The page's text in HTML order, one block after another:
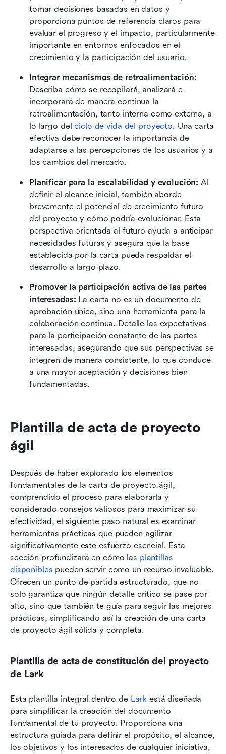
tomar decisiones basadas en datos y
proporciona puntos de referencia claros para
evaluar el progreso y el impacto, particularmente
importante en entornos enfocados en el
crecimiento y la participación del usuario.
Integrar mecanismos de retroalimentación:
Describa cómo se recopilará, analizará e
incorporará de manera continua la
retroalimentación, tanto interna como externa, a
lo largo del ciclo de vida del proyecto. Una carta
efectiva debe reconocer la importancia de
adaptarse a las percepciones de los usuarios y a
los cambios del mercado.
Planificar para la escalabilidad y evolución: Al
definir el alcance inicial, también aborde
brevemente el potencial de crecimiento futuro
del proyecto y cómo podría evolucionar. Esta
perspectiva orientada al futuro ayuda a anticipar
necesidades futuras y asegura que la base
establecida por la carta pueda respaldar el
desarrollo a largo plazo.
Promover la participación activa de las partes
interesadas: La carta no es un documento de
aprobación única, sino una herramienta para la
colaboración continua. Detalle las expectativas
para la participación constante de las partes
interesadas, asegurando que sus perspectivas se
integren de manera consistente, lo que conduce
a una mayor aceptación y decisiones bien
fundamentadas.
Plantilla de acta de proyecto
ágil
Después de haber explorado los elementos
fundamentales de la carta de proyecto ágil,
comprendido el proceso para elaborarla y
considerado consejos valiosos para maximizar su
efectividad, el siguiente paso natural es examinar
herramientas prácticas que pueden agilizar
significativamente este esfuerzo esencial. Esta
sección profundizará en cómo las plantillas
disponibles pueden servir como un recurso invaluable.
Ofrecen un punto de partida estructurado, que no
solo garantiza que ningún detalle crítico se pase por
alto, sino que también te guía para seguir las mejores
prácticas, simplificando así la creación de una carta
de proyecto ágil sólida y completa.
Plantilla de acta de constitución del proyecto
de Lark
Esta plantilla integral dentro de Lark está diseñada
para simplificar la creación del documento
fundamental de tu proyecto. Proporciona una
estructura guiada para definir el propósito, el alcance,
los objetivos y los interesados de cualquier iniciativa,